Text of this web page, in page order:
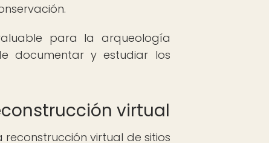
para la arqueología
documentar y estudiar los
virtual
virtual de sitios